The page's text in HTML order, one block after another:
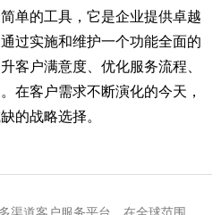
单的工具，它是企业提供卓越
过实施和维护一个功能全面的
客户满意度、优化服务流程、
在客户需求不断演化的今天，
的战略选择。